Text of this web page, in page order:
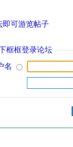
即可游览帖子
框框登录论坛
名